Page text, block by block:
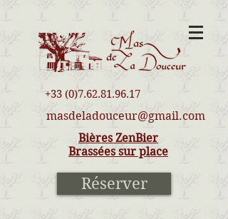
+33 (0)7.62.81.96.17
masdeladouceur@gmail.com
Bières ZenBier
Brassées sur place
Réserver